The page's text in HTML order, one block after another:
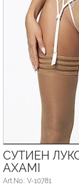
СУТИЕН
AXAMI
Art.No.: V-10781